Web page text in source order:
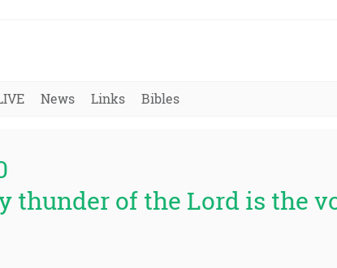
News Links Bibles
thunder of the Lord is the